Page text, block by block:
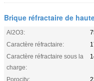
Brique réfractaire de
Al2O3:
Caractère réfractaire:
Caractère réfractaire sous la
charge:
Porocity: